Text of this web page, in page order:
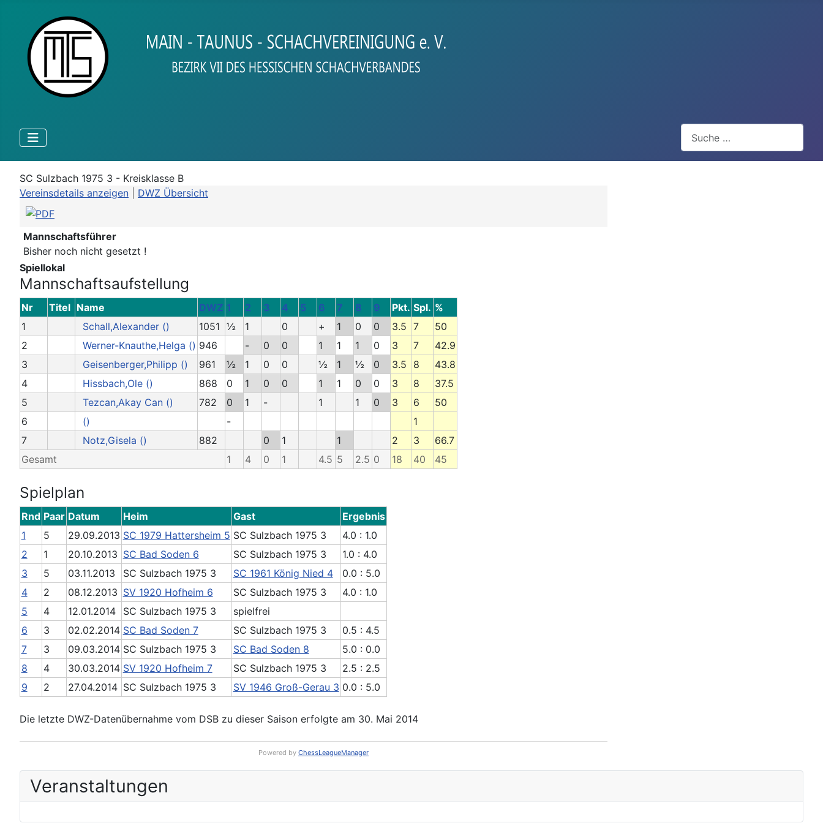
SC Sulzbach 1975 3 - Kreisklasse B
Vereinsdetails anzeigen
DWZ Übersicht
Mannschaftsführer
Bisher noch nicht gesetzt !
Spiellokal
Mannschaftsaufstellung
Nr Titel Name DWZ 1 2 3 4 5 6 7 8 9 Pkt. Spl. %
1
Schall,Alexander () 1051 ½ 1 0 + 1 0 0 3.5 7
50
2
Werner-Knauthe,Helga () 946 - 0 0 1 1 1 0 3 7
42.9
3
Geisenberger,Philipp () 961 ½ 1 0 0 ½ 1 ½ 0 3.5 8
43.8
4
Hissbach,Ole () 868 0 1 0 0 1 1 0 0 3 8
37.5
5
Tezcan,Akay Can () 782 0 1 - 1 1 0 3 6
50
6
() -
1
7
Notz,Gisela () 882 0 1 1 2 3
66.7
Gesamt
1 4 0 1 4.5 5 2.5 0 18 40 45
Spielplan
Rnd Paar Datum Heim Gast
Ergebnis
1
5 29.09.2013 SC 1979 Hattersheim 5 SC Sulzbach 1975 3
4.0 : 1.0
2
1 20.10.2013 SC Bad Soden 6 SC Sulzbach 1975 3
1.0 : 4.0
3
5 03.11.2013 SC Sulzbach 1975 3 SC 1961 König Nied 4
0.0 : 5.0
4
2 08.12.2013 SV 1920 Hofheim 6 SC Sulzbach 1975 3
4.0 : 1.0
5
4 12.01.2014 SC Sulzbach 1975 3
spielfrei
6
3 02.02.2014 SC Bad Soden 7 SC Sulzbach 1975 3
0.5 : 4.5
7
3 09.03.2014 SC Sulzbach 1975 3 SC Bad Soden 8
5.0 : 0.0
8
4 30.03.2014 SV 1920 Hofheim 7 SC Sulzbach 1975 3
2.5 : 2.5
9
2 27.04.2014 SC Sulzbach 1975 3 SV 1946 Groß-Gerau 3 0.0 : 5.0
Die letzte DWZ-Datenübernahme vom DSB zu dieser Saison erfolgte am 30. Mai 2014
Powered by ChessLeagueManager
Veranstaltungen